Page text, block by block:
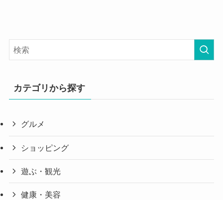
カテゴリから探す
グルメ
ショッピング
遊ぶ・観光
健康・美容